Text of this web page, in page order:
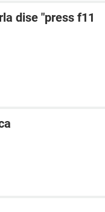
dise "press f11